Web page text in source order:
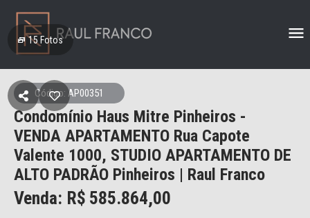
15 Fotos
Código: AP00351
Condomínio Haus Mitre Pinheiros -
VENDA APARTAMENTO Rua Capote
Valente 1000, STUDIO APARTAMENTO DE
ALTO PADRÃO Pinheiros | Raul Franco
Venda: R$ 585.864,00